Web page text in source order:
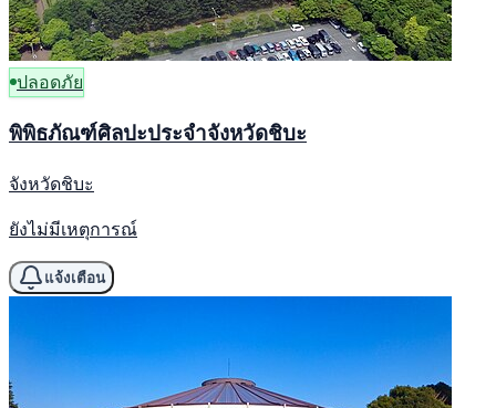
ปลอดภัย
พิพิธภัณฑ์ศิลปะประจำจังหวัดชิบะ
จังหวัดชิบะ
ยังไม่มีเหตุการณ์
แจ้งเตือน